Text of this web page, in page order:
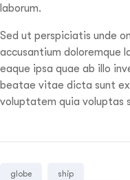
laborum.
Sed ut perspiciatis unde
accusantium doloremque
eaque ipsa quae ab illo
beatae vitae dicta sunt
voluptatem quia
Tags:
globe ship